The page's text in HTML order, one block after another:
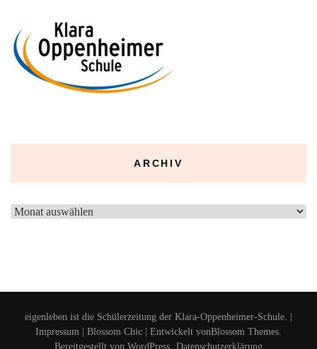
ARCHIV
Archiv
eigenleben ist die Schülerzeitung der Klara-Oppenheimer-Schule. |
Impressum
Blossom Chic | Entwickelt vonBlossom Themes.
Bereitgestellt von WordPress Datenschutzerklärung